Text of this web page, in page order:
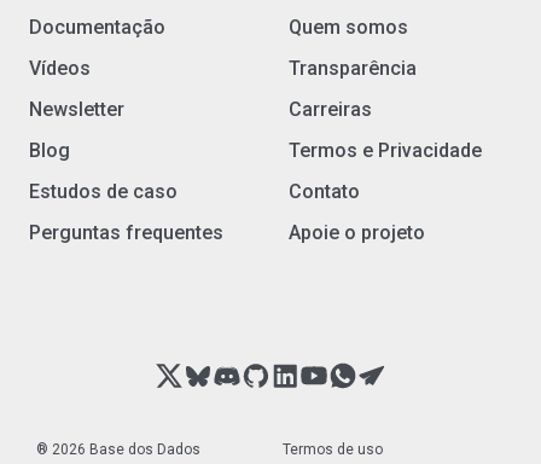
Documentação
Vídeos
Newsletter
Blog
Estudos de caso
Perguntas frequentes
Quem somos
Transparência
Carreiras
Termos e Privacidade
Contato
Apoie o projeto
® 2026 Base dos Dados Termos de uso